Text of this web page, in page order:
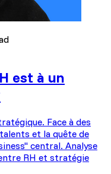
est à un
Face à des
et la quête de
central. Analyse
RH et stratégie